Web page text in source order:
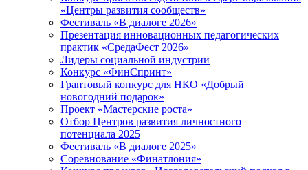
«Центры развития сообществ»
Фестиваль «В диалоге 2026»
Презентация инновационных педагогических
практик «СредаФест 2026»
Лидеры социальной индустрии
Конкурс «ФинСпринт»
Грантовый конкурс для НКО «Добрый
новогодний подарок»
Проект «Мастерские роста»
Отбор Центров развития личностного
потенциала 2025
Фестиваль «В диалоге 2025»
Соревнование «Финатлония»